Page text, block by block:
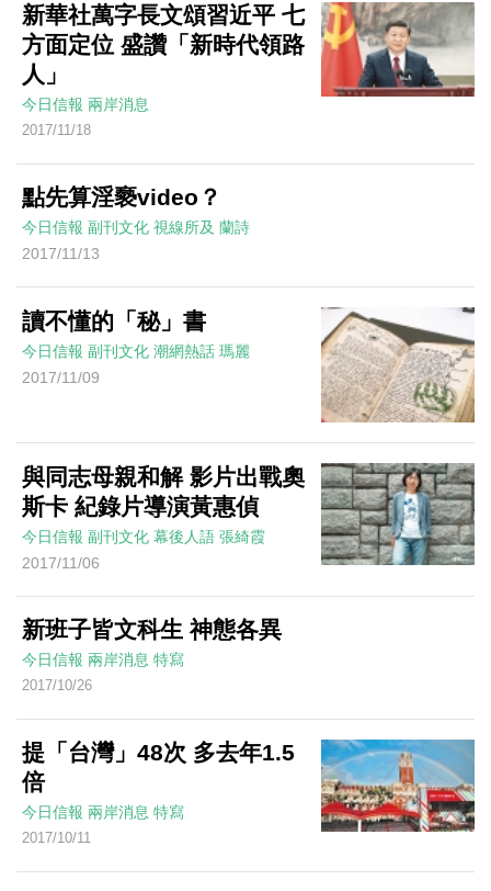
新華社萬字長文頌習近平 七
方面定位 盛讚「新時代領路
人」
今日信報 兩岸消息
2017/11/18
點先算淫褻video？
今日信報 副刊文化 視線所及 蘭詩
2017/11/13
讀不懂的「秘」書
今日信報 副刊文化 潮網熱話 瑪麗
2017/11/09
與同志母親和解 影片出戰奧
斯卡 紀錄片導演黃惠偵
今日信報 副刊文化 幕後人語 張綺霞
2017/11/06
新班子皆文科生 神態各異
今日信報 兩岸消息 特寫
2017/10/26
提「台灣」48次 多去年1.5
倍
今日信報 兩岸消息 特寫
2017/10/11